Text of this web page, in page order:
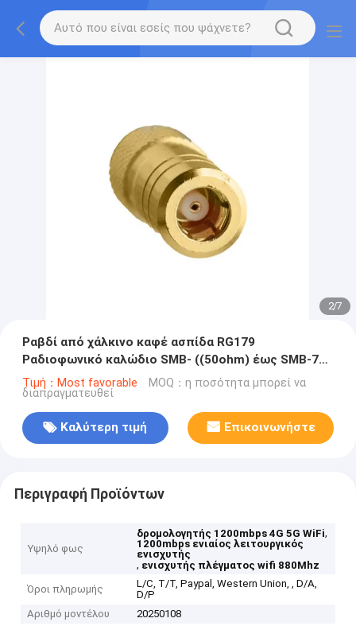
2/7
Ραβδί από χάλκινο καφέ ασπίδα RG179
Ραδιοφωνικό καλώδιο SMB- ((50ohm) έως SMB-75
((750hm) Συνδέτης
Τιμή：Most favorable MOQ：η ποσότητα μπορεί να
διαπραγματευθεί
Καλύτερη τιμή Επικοινωνήστε
Περιγραφή Προϊόντων
Υψηλό φως
δρομολογητής 1200mbps 4G 5G WiFi,
1200mbps ενιαίος λειτουργικός
ενισχυτής
, ενισχυτής πλέγματος wifi 880Mhz
Όροι πληρωμής
L/C, T/T, Paypal, Western Union, , D/A,
D/P
Αριθμό μοντέλου
20250108